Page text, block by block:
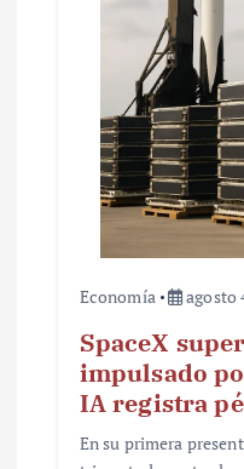
Economía agosto
SpaceX
impulsado
IA registra
En su primera